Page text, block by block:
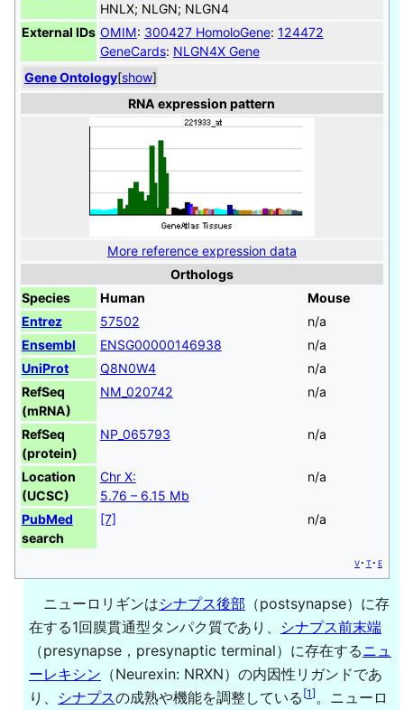
HNLX; NLGN; NLGN4
External IDs OMIM: 300427 HomoloGene: 124472
GeneCards: NLGN4X Gene
[show]
Gene Ontology
RNA expression pattern
More reference expression data
Orthologs
Species
Human
Mouse
Entrez
57502
n/a
Ensembl
ENSG00000146938
n/a
UniProt
Q8N0W4
n/a
RefSeq
(mRNA)
NM_020742 n/a
RefSeq
(protein)
NP_065793 n/a
Location
(UCSC)
Chr X:
5.76 – 6.15 Mb
n/a
PubMed
search
[7] n/a
v t e
ニューロリギンはシナプス後部 （postsynapse）に存
在する1回膜貫通型タンパク質であり、 シナプス前末端
（presynapse，presynaptic terminal）に存在するニュ
ーレキシン （Neurexin: NRXN）の内因性リガンドであ
り、 シナプスの成熟や機能を調整している [1]。ニューロ